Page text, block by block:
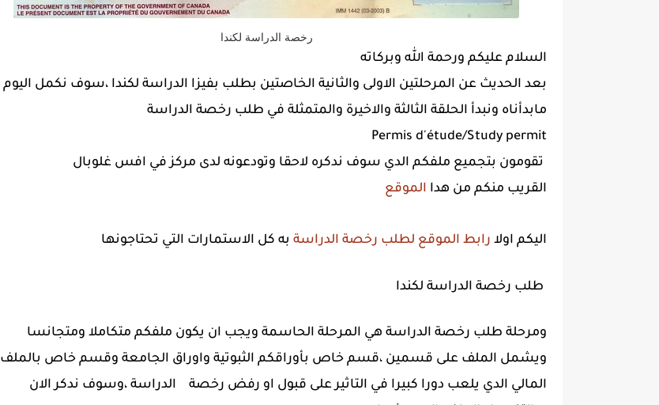
رخصة الدراسة لكندا
السلام عليكم ورحمة الله وبركاته
بعد الحديث عن المرحلتين الاولى والثانية الخاصتين بطلب بفيزا الدراسة لكندا ،سوف نكمل اليوم
مابدأناه ونبدأ الحلقة الثالثة والاخيرة والمتمثلة في طلب رخصة الدراسة
Permis d'étude/Study permit
القريب منكم من هدا الموقع
اليكم اولا رابط الموقع لطلب رخصة الدراسة به كل الاستمارات التي تحتاجونها
ومرحلة طلب رخصة الدراسة هي المرحلة الحاسمة ويجب ان يكون ملفكم متكاملا ومتجانسا
ويشمل الملف على قسمين ،قسم خاص بأوراقكم الثبوتية واوراق الجامعة وقسم خاص بالملف
المالي الدي يلعب دورا كبيرا في التاثير على قبول او رفض رخصة الدراسة ،وسوف ندكر الان